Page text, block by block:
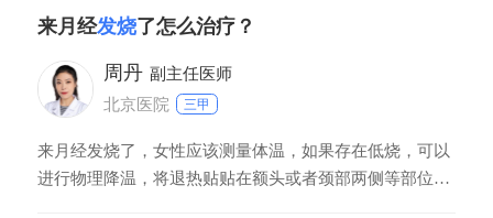
吸道感染常常表现为发烧、流鼻涕、打喷嚏、咳嗽等。建
议到内科门诊就诊，必要时采用些药物治疗。
来月经发烧了怎么治疗？
周丹 副主任医师
北京医院
三甲
来月经发烧了，女性应该测量体温，如果存在低烧，可以
进行物理降温，将退热贴贴在额头或者颈部两侧等部位，